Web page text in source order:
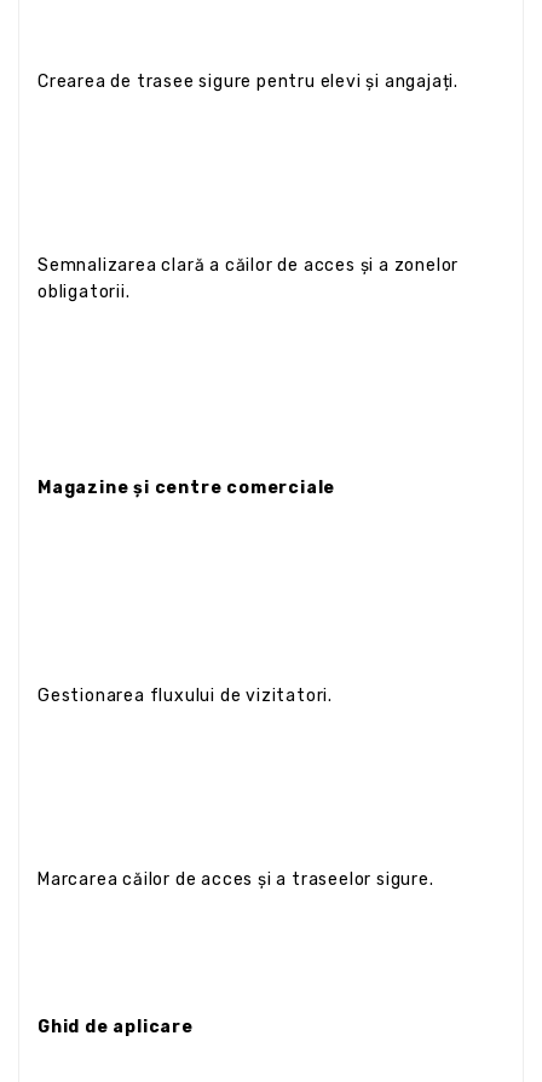
Crearea de trasee sigure pentru elevi și angajați.
Semnalizarea clară a căilor de acces și a zonelor
obligatorii.
Magazine și centre comerciale
Gestionarea fluxului de vizitatori.
Marcarea căilor de acces și a traseelor sigure.
Ghid de aplicare